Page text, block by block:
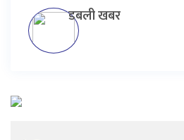
डबली खबर